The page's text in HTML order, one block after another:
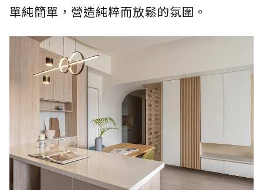
單純簡單，營造純粹而放鬆的氛圍。